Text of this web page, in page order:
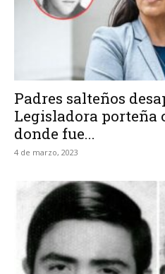
Padres salteños
Legisladora porteña
donde fue...
4 de marzo, 2023